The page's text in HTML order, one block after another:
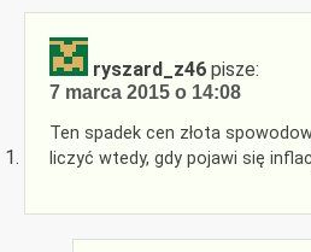
ryszard_z46 pisze:
7 marca 2015 o 14:08
Ten spadek cen złota
liczyć wtedy, gdy pojawi się